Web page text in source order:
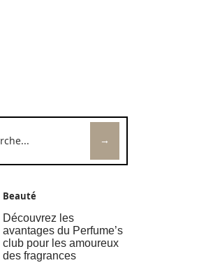
Beauté
Découvrez les
avantages du Perfume’s
club pour les amoureux
des fragrances